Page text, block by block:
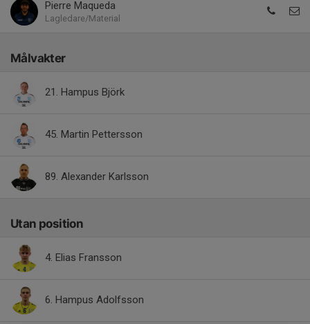
Pierre Maqueda
Lagledare/Material
Målvakter
21. Hampus Björk
45. Martin Pettersson
89. Alexander Karlsson
Utan position
4. Elias Fransson
6. Hampus Adolfsson